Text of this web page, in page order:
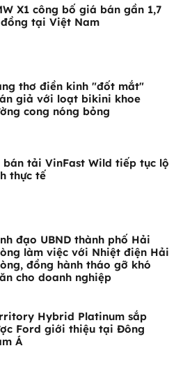
X1 công bố giá bán gần 1,7
tại Việt Nam
thơ điền kinh "đốt mắt"
giả với loạt bikini khoe
cong nóng bỏng
bán tải VinFast Wild tiếp tục lộ
thực tế
đạo UBND thành phố Hải
làm việc với Nhiệt điện Hải
đồng hành tháo gỡ khó
cho doanh nghiệp
Hybrid Platinum sắp
Ford giới thiệu tại Đông
Á